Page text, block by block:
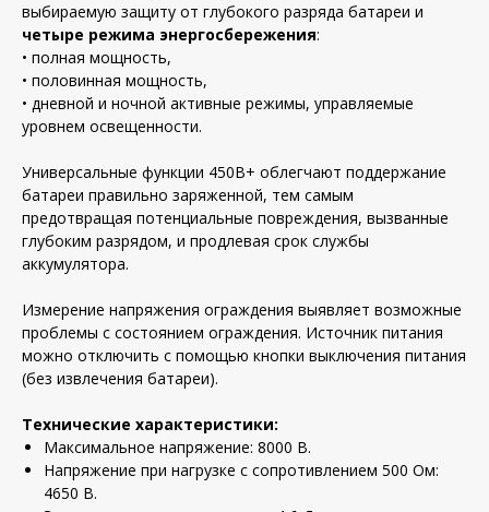
выбираемую защиту от глубокого разряда батареи и
четыре режима энергосбережения:
• полная мощность,
• половинная мощность,
• дневной и ночной активные режимы, управляемые
уровнем освещенности.
Универсальные функции 450B+ облегчают поддержание
батареи правильно заряженной, тем самым
предотвращая потенциальные повреждения, вызванные
глубоким разрядом, и продлевая срок службы
аккумулятора.
Измерение напряжения ограждения выявляет возможные
проблемы с состоянием ограждения. Источник питания
можно отключить с помощью кнопки выключения питания
(без извлечения батареи).
Технические характеристики:
Максимальное напряжение: 8000 В.
Напряжение при нагрузке с сопротивлением 500 Ом:
4650 В.